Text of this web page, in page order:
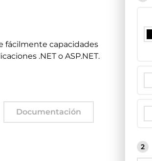
fácilmente capacidades
.NET o ASP.NET.
Documentación
2